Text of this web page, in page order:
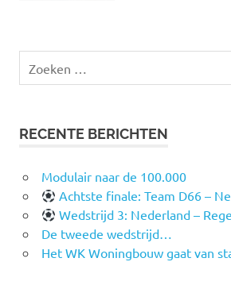
naar:
RECENTE BERICHTEN
Modulair naar de 100.000
Achtste finale: Team D66 –
Wedstrijd 3: Nederland –
De tweede wedstrijd…
Het WK Woningbouw gaat van